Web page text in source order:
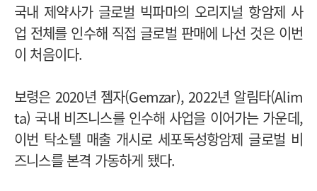
국내 제약사가 글로벌 빅파마의 오리지널 항암제 사
업 전체를 인수해 직접 글로벌 판매에 나선 것은 이번
이 처음이다.
보령은 2020년 젬자(Gemzar), 2022년 알림타(Alim
ta) 국내 비즈니스를 인수해 사업을 이어가는 가운데,
이번 탁소텔 매출 개시로 세포독성항암제 글로벌 비
즈니스를 본격 가동하게 됐다.